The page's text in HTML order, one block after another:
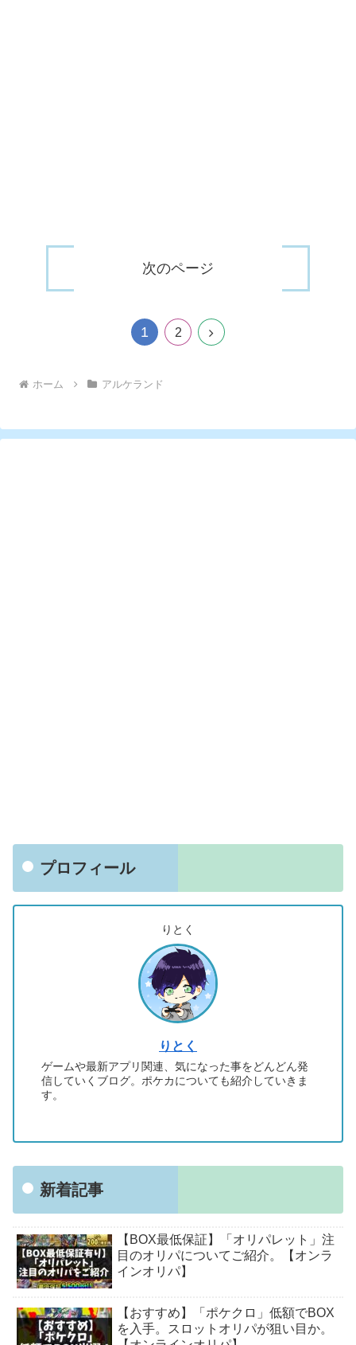
次のページ
1 2
次
ホーム アルケランド
プロフィール
りとく
りとく
ゲームや最新アプリ関連、気になった事をどんどん発
信していくブログ。ポケカについても紹介していきま
す。
新着記事
【BOX最低保証】「オリパレット」注
目のオリパについてご紹介。【オンラ
インオリパ】
【おすすめ】「ポケクロ」低額でBOX
を入手。スロットオリパが狙い目か。